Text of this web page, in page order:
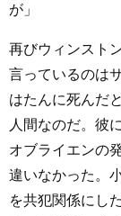
が」
再びウィンスト
言っているのは
はたんに死んだ
人間なのだ。彼
オブライエンの
違いなかった。
を共犯関係にし